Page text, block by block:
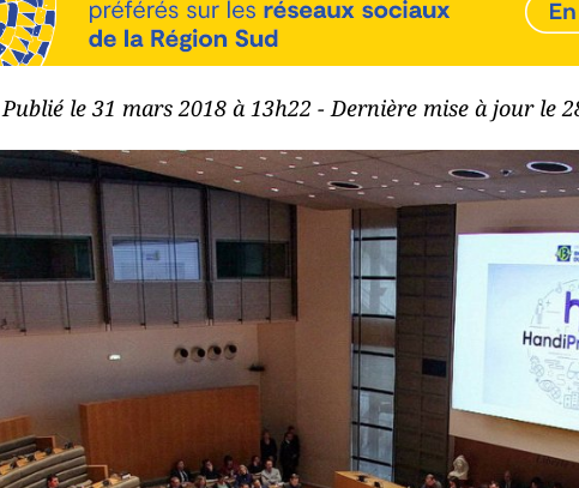
Publié le 31 mars 2018 à 13h22 - Dernière mise à jour le